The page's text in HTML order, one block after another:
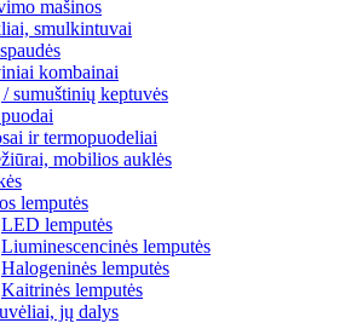
mašinos
smulkintuvai
kombainai
sumuštinių keptuvės
ir termopuodeliai
mobilios auklės
lemputės
LED lemputės
Liuminescencinės lemputės
Halogeninės lemputės
Kaitrinės lemputės
jų dalys